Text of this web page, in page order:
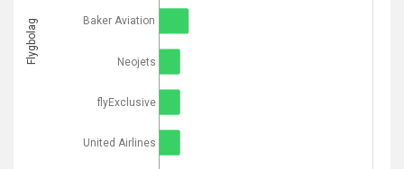
Baker Aviation
Neojets
flyExclusive
United Airlines
Flygbolag